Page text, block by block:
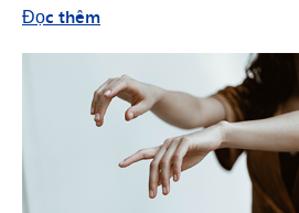
Đọc thêmvề Ngôn ngữ ký hiệu Mỹ II